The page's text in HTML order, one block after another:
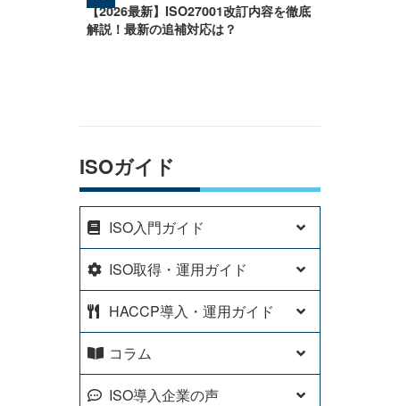
【2026最新】ISO27001改訂内容を徹底
解説！最新の追補対応は？
ISOガイド
ISO入門ガイド
ISO取得・運用ガイド
HACCP導入・運用ガイド
コラム
ISO導入企業の声